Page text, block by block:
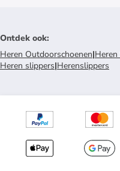
Ontdek ook:
Heren Outdoorschoenen|Heren
Heren slippers|Herenslippers